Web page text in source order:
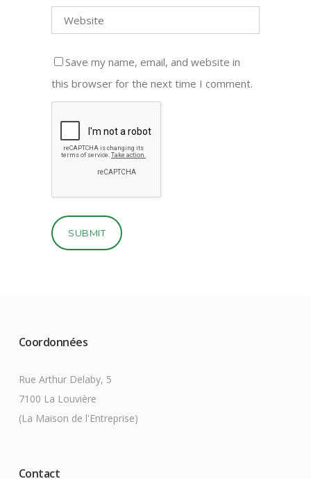
Save my name, email, and website in
this browser for the next time I comment.
Coordonnées
Rue Arthur Delaby, 5
7100 La Louvière
(La Maison de l'Entreprise)
Contact